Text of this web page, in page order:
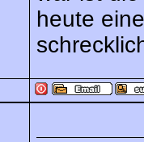
heute